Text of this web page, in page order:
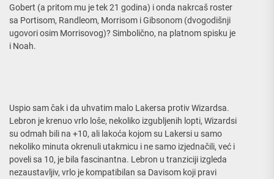
Gobert (a pritom mu je tek 21 godina) i onda nakrcaš roster
sa Portisom, Randleom, Morrisom i Gibsonom (dvogodišnji
ugovori osim Morrisovog)? Simbolično, na platnom spisku je
i Noah.
Uspio sam čak i da uhvatim malo Lakersa protiv Wizardsa.
Lebron je krenuo vrlo loše, nekoliko izgubljenih lopti, Wizardsi
su odmah bili na +10, ali lakoća kojom su Lakersi u samo
nekoliko minuta okrenuli utakmicu i ne samo izjednačili, već i
poveli sa 10, je bila fascinantna. Lebron u tranziciji izgleda
nezaustavljiv, vrlo je kompatibilan sa Davisom koji pravi